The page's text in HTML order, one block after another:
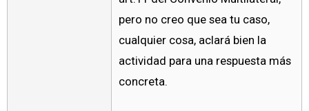
pero no creo que sea tu caso,
cualquier cosa, aclará bien la
actividad para una respuesta más
concreta.